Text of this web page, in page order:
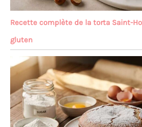
Recette complète de la torta Saint-
gluten